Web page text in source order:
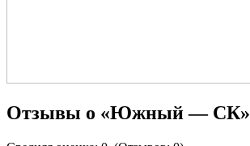
Отзывы о «Южный — СК»